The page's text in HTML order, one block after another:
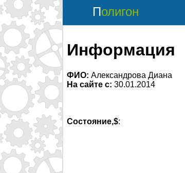
Полигон
Информация
ФИО: Александрова Диана
На сайте с: 30.01.2014
Состояние,$: